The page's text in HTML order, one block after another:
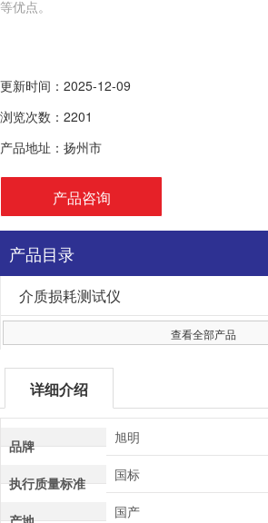
等优点。
更新时间：2025-12-09
浏览次数：2201
产品地址：扬州市
产品咨询
产品目录
介质损耗测试仪
查看全部产品
详细介绍
品牌 旭明
执行质量标准 国标
国产